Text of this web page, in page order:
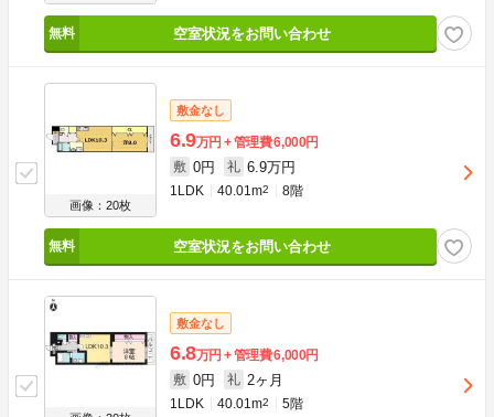
空室状況をお問い合わせ
画像：20枚
敷金なし
6.9万円 管理費6,000円
敷 0円 礼 6.9万円
1LDK 40.01m2 8階
空室状況をお問い合わせ
敷金なし
6.8万円 管理費6,000円
敷 0円 礼 2ヶ月
1LDK 40.01m2 5階